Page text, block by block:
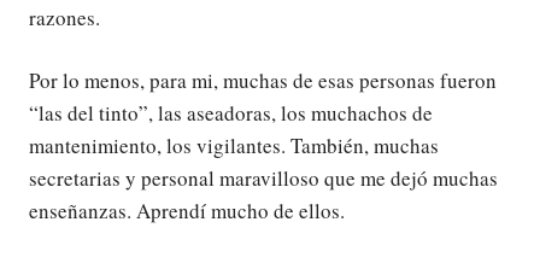
razones.
Por lo menos, para mi, muchas de esas personas fueron
“las del tinto”, las aseadoras, los muchachos de
mantenimiento, los vigilantes. También, muchas
secretarias y personal maravilloso que me dejó muchas
enseñanzas. Aprendí mucho de ellos.